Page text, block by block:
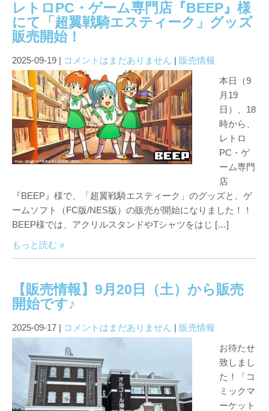
レトロPC・ゲーム専門店『BEEP』様
にて「超翼戦騎エスティーク」グッズ
販売開始！
2025-09-19 | コメントはまだありません | 販売情報
本日（9
月19
日）、18
時から、
レトロ
PC・ゲ
ーム専門
店
『BEEP』様で、「超翼戦騎エスティーク」のグッズと、ゲ
ームソフト（FC版/NES版）の販売が開始になりました！！
BEEP様では、アクリルスタンドやTシャツをはじ […]
もっと読む »
【販売情報】9月20日（土）から販売
開始です♪
2025-09-17 | コメントはまだありません | 販売情報
お待たせ
致しまし
た！「コ
ミックマ
ーケット